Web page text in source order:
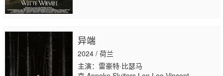
异端
2024 / 荷兰
主演：雷豪特·比瑟马